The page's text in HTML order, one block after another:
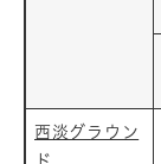
西淡グラウン
ド